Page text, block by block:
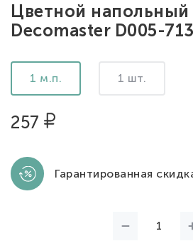
Цветной напольный
Decomaster D005-713
1 м.п. 1 шт.
257
Гарантированная